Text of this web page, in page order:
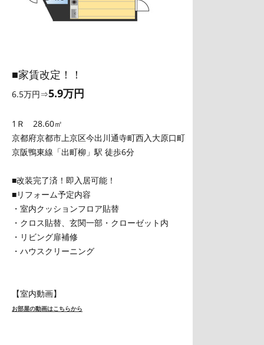
■家賃改定！！
6.5万円⇒5.9万円
1Ｒ 28.60㎡
京都府京都市上京区今出川通寺町西入大原口町
京阪鴨東線「出町柳」駅 徒歩6分
■改装完了済！即入居可能！
■リフォーム予定内容
・室内クッションフロア貼替
・クロス貼替、玄関一部・クローゼット内
・リビング扉補修
・ハウスクリーニング
【室内動画】
お部屋の動画はこちらから